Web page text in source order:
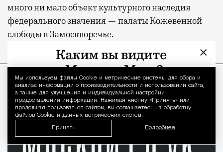
Уведомление
Мы используем файлы Сookie и метрические системы для сбора и
анализа информации о производительности и использовании сайта,
а также для улучшения и индивидуальной настройки
предоставления информации. Нажимая кнопку «Принять» или
продолжая пользоваться сайтом, вы соглашаетесь на обработку
файлов Cookie и данных метрических систем.
Принять Подробнее
много ни мало объект культурного наследия
федерального значения — палаты Кожевенной
слободы в Замоскворечье.
ПРОДОЛЖЕНИЕ НИЖЕ
×